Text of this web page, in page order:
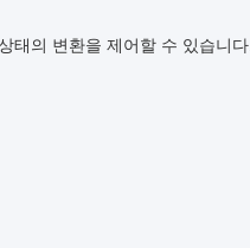
태의 변환을 제어할 수 있습니다.